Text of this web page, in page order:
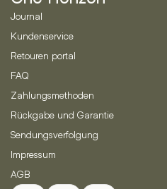
Produktseite
gewählt
Journal
Kundenservice
Retouren portal
FAQ
Zahlungsmethoden
Rückgabe und Garantie
Sendungsverfolgung
Impressum
AGB